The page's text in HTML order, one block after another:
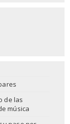
de las
música